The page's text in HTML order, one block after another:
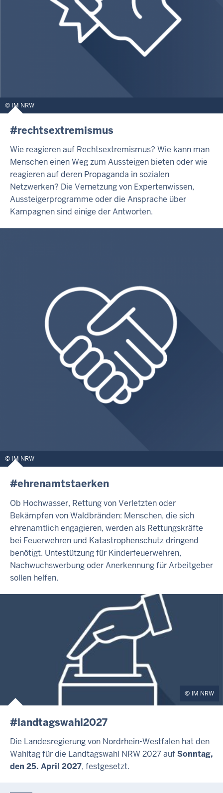
IM NRW
#rechtsextremismus
Wie reagieren auf Rechtsextremismus? Wie kann man
Menschen einen Weg zum Aussteigen bieten oder wie
reagieren auf deren Propaganda in sozialen
Netzwerken? Die Vernetzung von Expertenwissen,
Aussteigerprogramme oder die Ansprache über
Kampagnen sind einige der Antworten.
IM NRW
#ehrenamtstaerken
Ob Hochwasser, Rettung von Verletzten oder
Bekämpfen von Waldbränden: Menschen, die sich
ehrenamtlich engagieren, werden als Rettungskräfte
bei Feuerwehren und Katastrophenschutz dringend
benötigt. Untestützung für Kinderfeuerwehren,
Nachwuchswerbung oder Anerkennung für Arbeitgeber
sollen helfen.
IM NRW
#landtagswahl2027
Die Landesregierung von Nordrhein-Westfalen hat den
Wahltag für die Landtagswahl NRW 2027 aufSonntag,
den 25. April 2027, festgesetzt.